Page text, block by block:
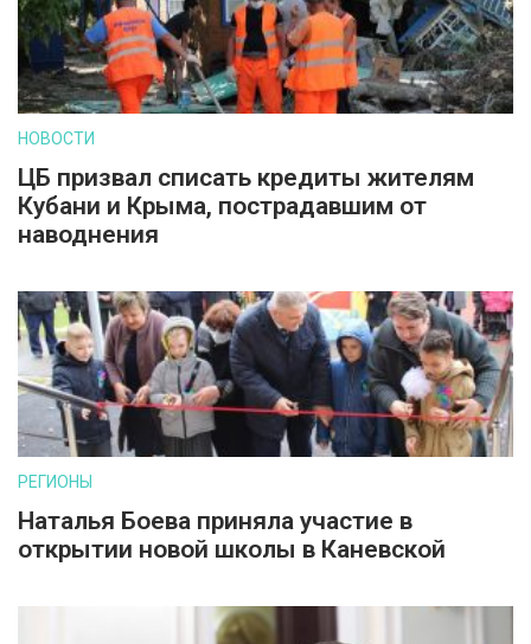
НОВОСТИ
ЦБ призвал списать кредиты жителям
Кубани и Крыма, пострадавшим от
наводнения
РЕГИОНЫ
Наталья Боева приняла участие в
открытии новой школы в Каневской